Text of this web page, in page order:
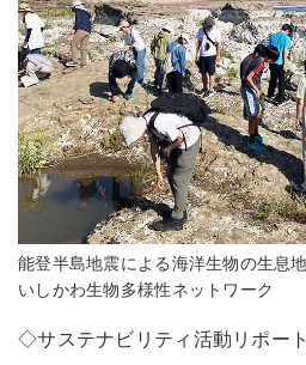
能登半島地震による海洋生物の生息
いしかわ生物多様性ネットワーク
◇サステナビリティ活動リポート